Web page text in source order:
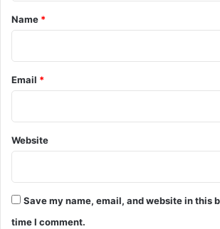
*
Name *
Email *
Website
Save my name, email, and website in this
time I comment.